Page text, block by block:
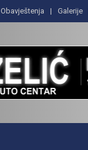
Obavještenja Galerije